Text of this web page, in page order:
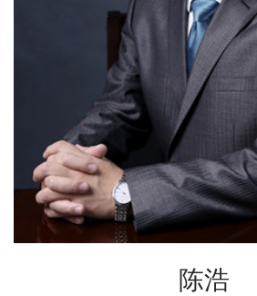
陈浩